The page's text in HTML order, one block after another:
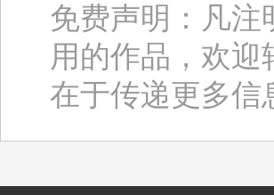
免费声明：凡注
用的作品，欢
在于传递更多信